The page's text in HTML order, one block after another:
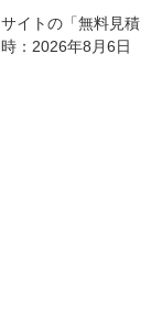
イトの「無料見積
：2026年8月6日